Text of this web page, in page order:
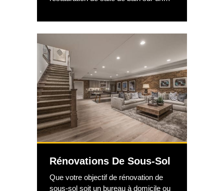
élaborer un plan étanche avant de
outil de planification de rénovation de
salle de bain pour décrire votre vision
en détail. Assurez-vous d'avoir une
bonne idée des plans d'étage de la
salle de bain avec lesquels vous allez
travailler, des matériaux que vous
souhaitez inclure et des lavabos,
toilettes, douches et baignoires que
vous envisagez d'installer.
Rénovations De Sous-Sol
Que votre objectif de rénovation de
sous-sol soit un bureau à domicile ou